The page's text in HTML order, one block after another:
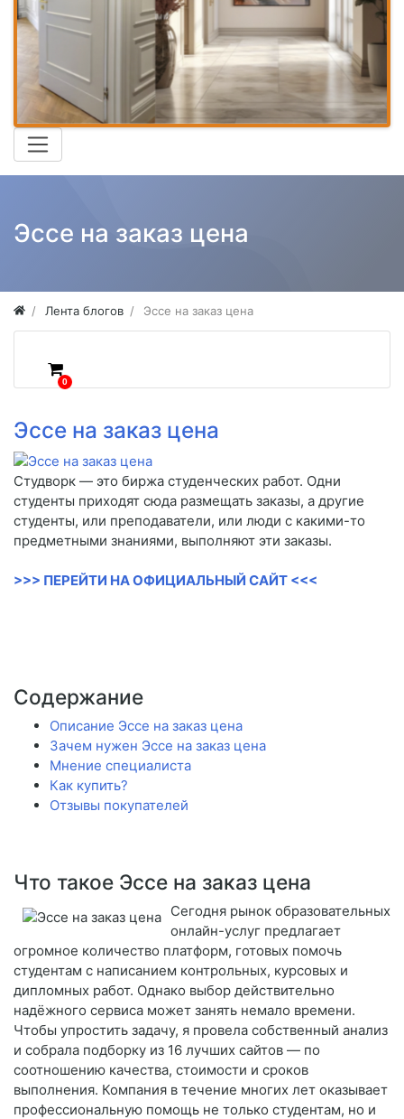
Эссе на заказ цена
Лента блогов Эссе на заказ цена
0
Эссе на заказ цена
Студворк — это биржа студенческих работ. Одни
студенты приходят сюда размещать заказы, а другие
студенты, или преподаватели, или люди с какими-то
предметными знаниями, выполняют эти заказы.
>>> ПЕРЕЙТИ НА ОФИЦИАЛЬНЫЙ САЙТ <<<
Содержание
Описание Эссе на заказ цена
Зачем нужен Эссе на заказ цена
Мнение специалиста
Как купить?
Отзывы покупателей
Что такое Эссе на заказ цена
Сегодня рынок образовательных
онлайн-услуг предлагает
огромное количество платформ, готовых помочь
студентам с написанием контрольных, курсовых и
дипломных работ. Однако выбор действительно
надёжного сервиса может занять немало времени.
Чтобы упростить задачу, я провела собственный анализ
и собрала подборку из 16 лучших сайтов — по
соотношению качества, стоимости и сроков
выполнения. Компания в течение многих лет оказывает
профессиональную помощь не только студентам, но и